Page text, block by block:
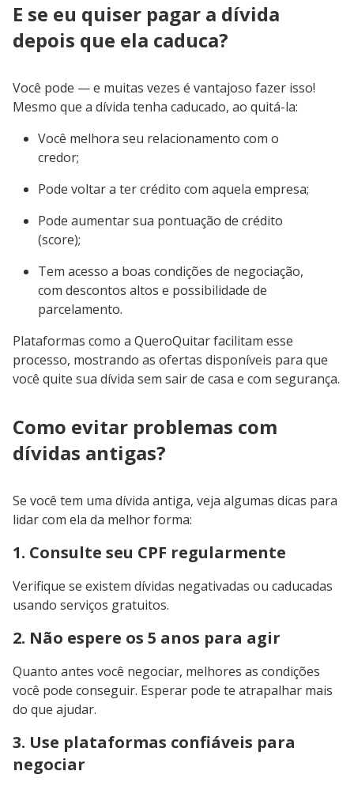
E se eu quiser pagar a dívida
depois que ela caduca?
Você pode — e muitas vezes é vantajoso fazer isso!
Mesmo que a dívida tenha caducado, ao quitá-la:
Você melhora seu relacionamento com o
credor;
Pode voltar a ter crédito com aquela empresa;
Pode aumentar sua pontuação de crédito
(score);
Tem acesso a boas condições de negociação,
com descontos altos e possibilidade de
parcelamento.
Plataformas como a QueroQuitar facilitam esse
processo, mostrando as ofertas disponíveis para que
você quite sua dívida sem sair de casa e com segurança.
Como evitar problemas com
dívidas antigas?
Se você tem uma dívida antiga, veja algumas dicas para
lidar com ela da melhor forma:
1. Consulte seu CPF regularmente
Verifique se existem dívidas negativadas ou caducadas
usando serviços gratuitos.
2. Não espere os 5 anos para agir
Quanto antes você negociar, melhores as condições
você pode conseguir. Esperar pode te atrapalhar mais
do que ajudar.
3. Use plataformas confiáveis para
negociar